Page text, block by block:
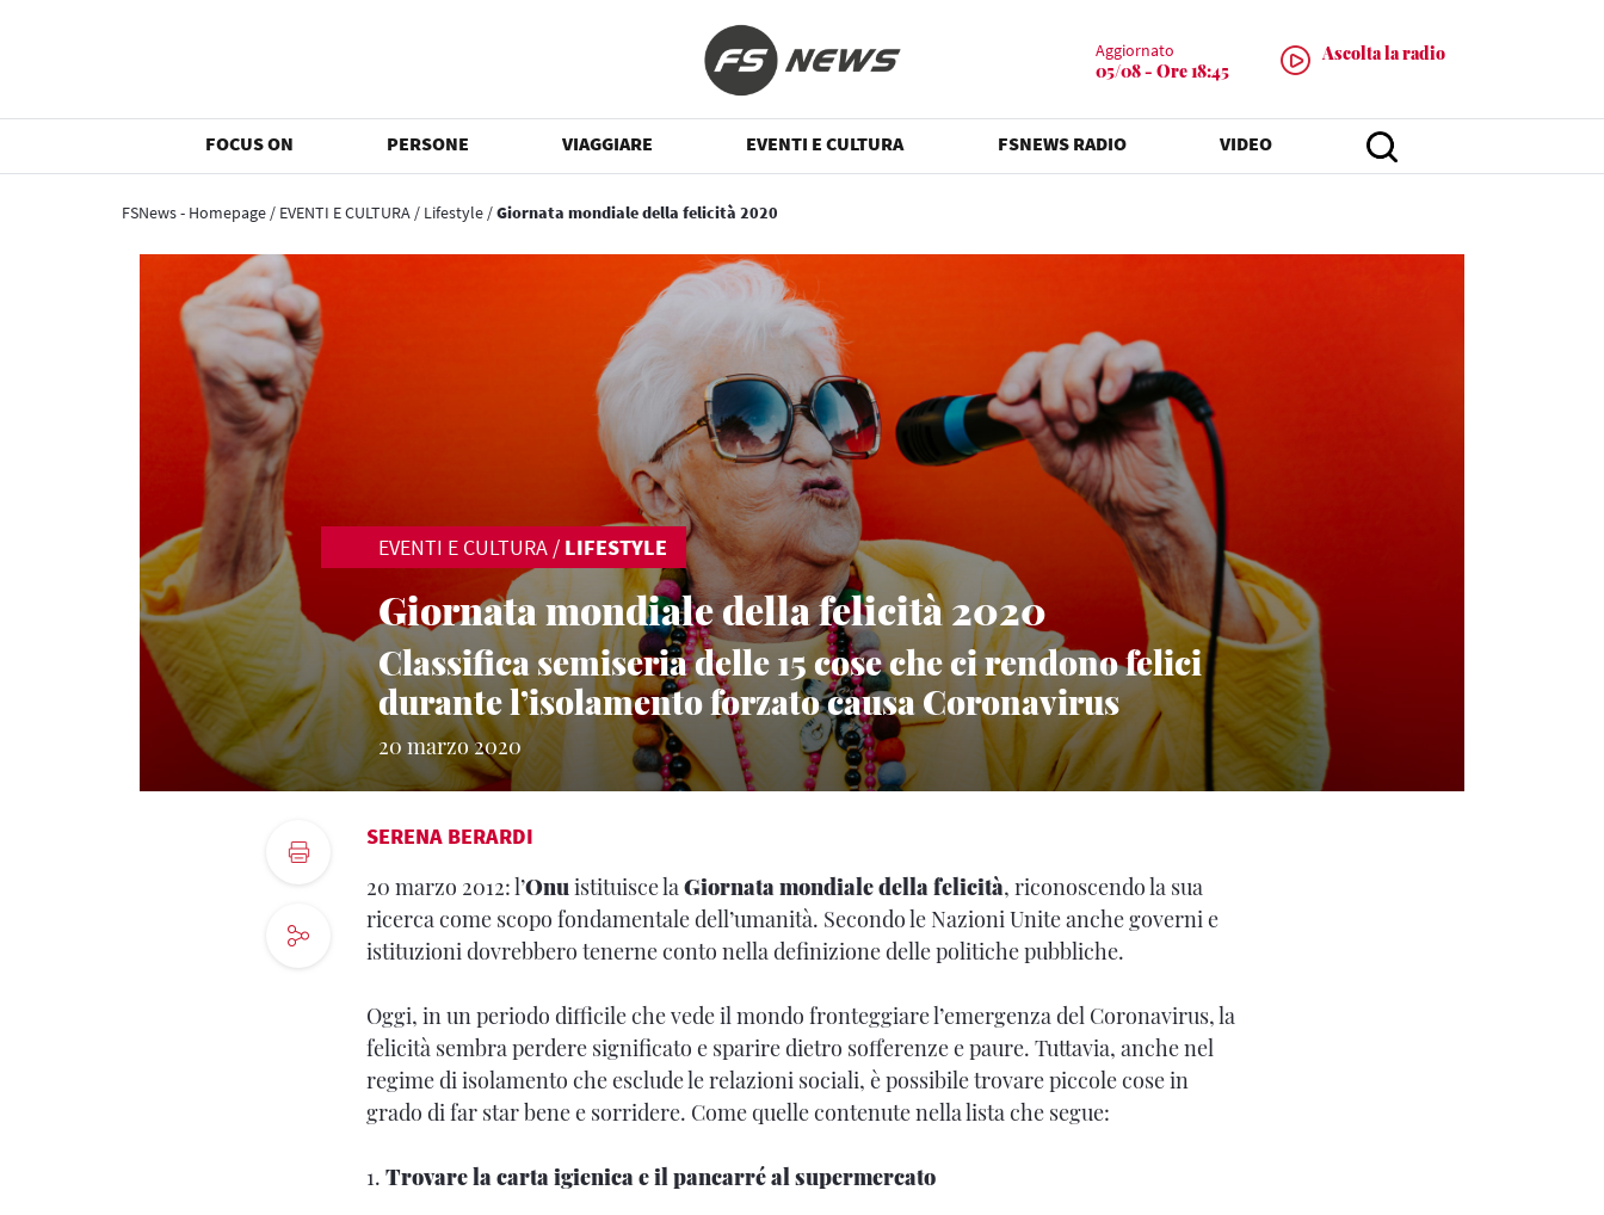
Aggiornato
05/08 - Ore 18:45
Ascolta la radio
FOCUS ON PERSONE VIAGGIARE EVENTI E CULTURA FSNEWS RADIO VIDEO
FSNews - Homepage / EVENTI E CULTURA / Lifestyle /Giornata mondiale della felicità 2020
EVENTI E CULTURA / LIFESTYLE
Giornata mondiale della felicità 2020
Classifica semiseria delle 15 cose che ci rendono felici
durante l’isolamento forzato causa Coronavirus
20 marzo 2020
SERENA BERARDI
20 marzo 2012: l’Onuistituisce laGiornata mondiale della felicità, riconoscendo la sua
ricerca come scopo fondamentale dell’umanità. Secondo le Nazioni Unite anche governi e
istituzioni dovrebbero tenerne conto nella definizione delle politiche pubbliche.
Oggi, in un periodo difficile che vede il mondo fronteggiare l’emergenza del Coronavirus, la
felicità sembra perdere significato e sparire dietro sofferenze e paure. Tuttavia, anche nel
regime di isolamento che esclude le relazioni sociali, è possibile trovare piccole cose in
grado di far star bene e sorridere. Come quelle contenute nella lista che segue:
1. Trovare la carta igienica e il pancarré al supermercato